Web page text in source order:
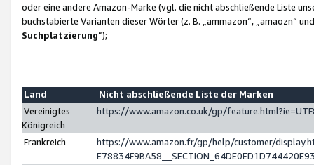
oder eine andere Amazon-Marke (vgl. die nicht abschließende Liste
buchstabierte Varianten dieser Wörter (z. B. „ammazon“, „amaozn“
Suchplatzierung”);
Land
Nicht abschließende Liste der Marken
Vereinigtes
Königreich
https://www.amazon.co.uk/gp/
Frankreich
https://www.amazon.fr/gp/help/customer/